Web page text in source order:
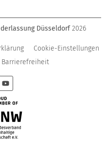
Düsseldorf 2026
Cookie-Einstellungen
Barrierefreiheit